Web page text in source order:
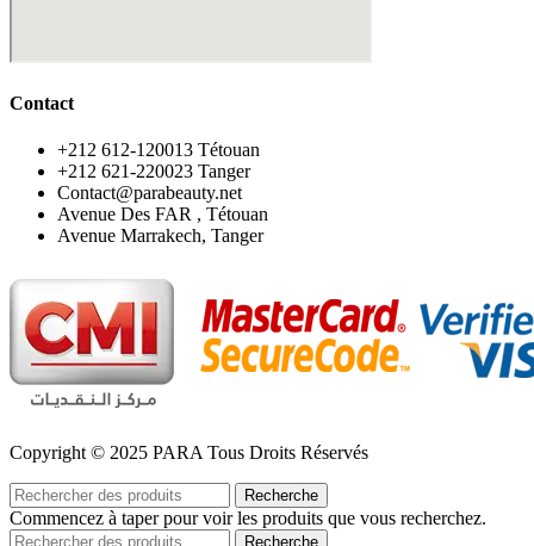
Contact
‪+212 612-120013 Tétouan
‪+212 621-220023 Tanger
Contact@parabeauty.net
Avenue Des FAR , Tétouan
Avenue Marrakech, Tanger
Copyright © 2025 PARA Tous Droits Réservés
Recherche
Commencez à taper pour voir les produits que vous recherchez.
Recherche